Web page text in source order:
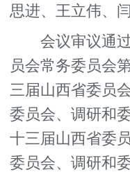
思进、王立伟、
会议审议通过
员会常务委员会
三届山西省委员
委员会、调研和
十三届山西省委
委员会、调研和